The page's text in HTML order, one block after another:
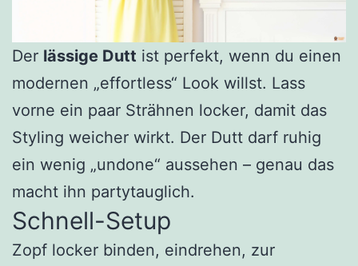
Der lässige Dutt ist perfekt, wenn du einen
modernen „effortless“ Look willst. Lass
vorne ein paar Strähnen locker, damit das
Styling weicher wirkt. Der Dutt darf ruhig
ein wenig „undone“ aussehen – genau das
macht ihn partytauglich.
Schnell-Setup
Zopf locker binden, eindrehen, zur